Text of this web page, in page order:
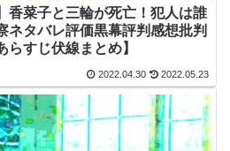
香菜子と三輪が死亡！犯人は誰
ネタバレ評価黒幕評判感想批判
らすじ伏線まとめ】
2022.04.30 2022.05.23